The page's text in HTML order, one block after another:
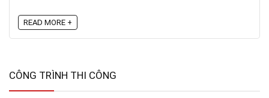
READ MORE +
CÔNG TRÌNH THI CÔNG